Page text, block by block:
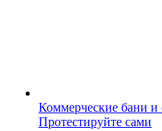
Коммерческие бани
Протестируйте сами